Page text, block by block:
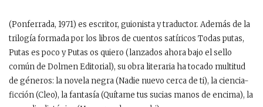
(Ponferrada, 1971) es escritor, guionista y traductor. Además de la
trilogía formada por los libros de cuentos satíricos Todas putas,
Putas es poco y Putas os quiero (lanzados ahora bajo el sello
común de Dolmen Editorial), su obra literaria ha tocado multitud
de géneros: la novela negra (Nadie nuevo cerca de ti), la ciencia-
ficción (Cleo), la fantasía (Quítame tus sucias manos de encima), la